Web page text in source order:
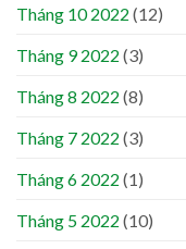
Tháng 10 2022 (12)
Tháng 9 2022 (3)
Tháng 8 2022 (8)
Tháng 7 2022 (3)
Tháng 6 2022 (1)
Tháng 5 2022 (10)